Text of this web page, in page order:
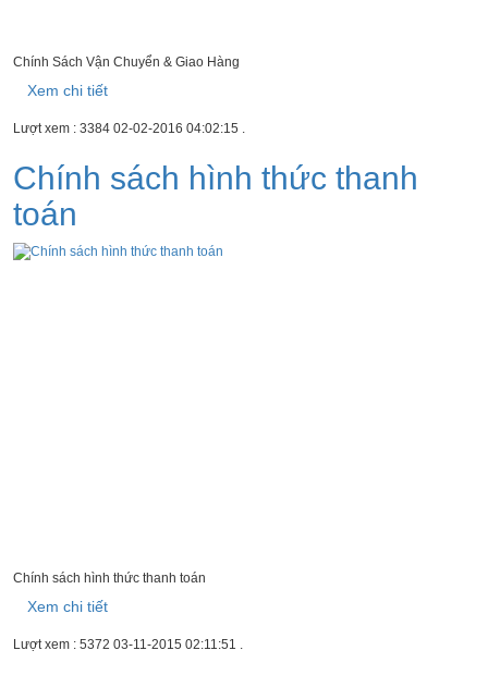
Chính Sách Vận Chuyển & Giao Hàng
Xem chi tiết
Lượt xem : 3384 02-02-2016 04:02:15 .
Chính sách hình thức thanh
toán
Chính sách hình thức thanh toán
Xem chi tiết
Lượt xem : 5372 03-11-2015 02:11:51 .